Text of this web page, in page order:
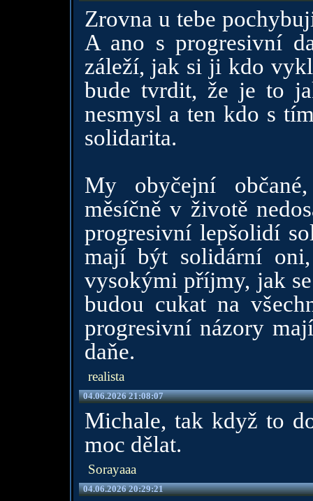
Zrovna u tebe
A ano s progresivní
záleží, jak si ji kdo
bude tvrdit, že je to
nesmysl a ten kdo s
solidarita.
My obyčejní
měsíčně v životě
progresivní lepšolidí
mají být solidární
vysokými příjmy, jak
budou cukat na
progresivní názory
daňe.
realista
04.06.2026 21:08:07
Michale, tak když to
moc dělat.
Sorayaaa
04.06.2026 20:29:21